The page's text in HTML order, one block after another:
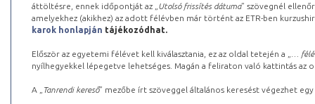
áttöltésre, ennek időpontját az „ Utolsó frissítés dátuma” szövegnél
amelyekhez (akikhez) az adott félévben már történt az ETR-ben
karok honlapján tájékozódhat.
Először az egyetemi félévet kell kiválasztania, ez az oldal tetején a „
…
nyílhegyekkel lépegetve lehetséges. Magán a feliraton való kattintás az
A „ Tanrendi kereső” mezőbe írt szöveggel általános keresést végezhet